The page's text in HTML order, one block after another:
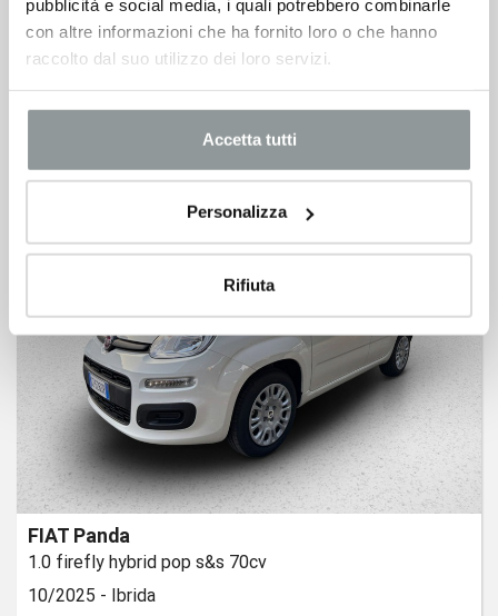
pubblicità e social media, i quali potrebbero combinarle
con altre informazioni che ha fornito loro o che hanno
raccolto dal suo utilizzo dei loro servizi.
Accetta tutti
Personalizza
Rifiuta
1.0 hybrid connect 70cv
03/2023 -Km 73.772 - Ibrida
12.900€
FIAT Panda
1.0 firefly hybrid pop s&s 70cv
10/2025 - Ibrida